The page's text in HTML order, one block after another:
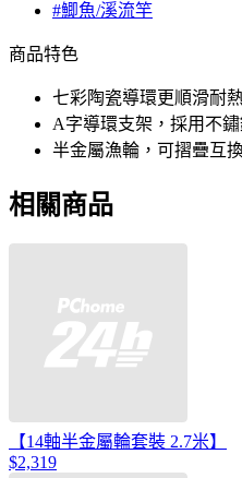
#鯽魚/溪流竿
商品特色
七彩陶瓷導環更順滑耐
A字導環支架，採用不
半金屬漁輪，可摺疊互
相關商品
【14軸半金屬輪套裝 2.7米】
$2,319